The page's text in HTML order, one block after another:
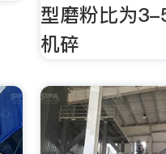
型磨粉比为3-
机碎